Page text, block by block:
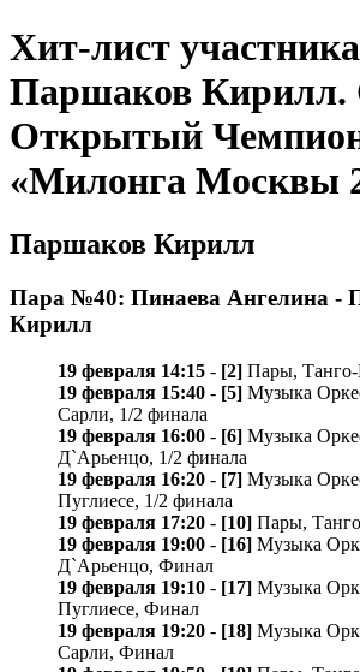
Хит-лист участника
Паршаков Кирилл.
Открытый
«Милонга Москвы
Паршаков Кирилл
Пара №40: Пинаева Ангелина -
Кирилл
19 февраля 14:15 - [2] Пары, Танго-
19 февраля 15:40 - [5] Музыка
Сарли, 1/2 финала
19 февраля 16:00 - [6] Музыка
Д`Арьенцо, 1/2 финала
19 февраля 16:20 - [7] Музыка
Пуглиесе, 1/2 финала
19 февраля 17:20 - [10] Пары,
19 февраля 19:00 - [16] Музыка
Д`Арьенцо, Финал
19 февраля 19:10 - [17] Музыка
Пуглиесе, Финал
19 февраля 19:20 - [18] Музыка
Сарли, Финал